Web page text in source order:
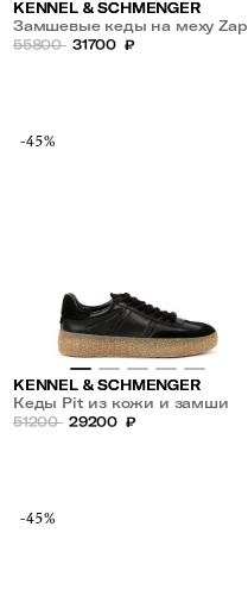
KENNEL & SCHMENGER
Замшевые кеды на меху Zap
55800 31700 ₽
-45%
KENNEL & SCHMENGER
Кеды Pit из кожи и замши
51200 29200 ₽
-45%